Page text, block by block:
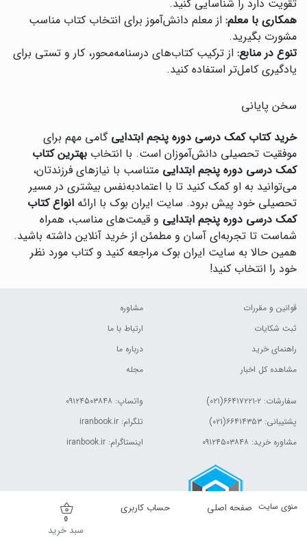
صفحه اصلی منوی سایت حساب کاربری
0
سبد خرید
تقویت دارد را شناسایی کنید.
همکاری با معلم: از معلم دانش‌آموز برای انتخاب کتاب مناسب
مشورت بگیرید.
تنوع در منابع: از ترکیب کتاب‌های درسنامه‌محور، کار و تستی برای
یادگیری کامل‌تر استفاده کنید.
سخن پایانی
خرید کتاب کمک درسی دوره پنجم ابتدایی گامی مهم برای
موفقیت تحصیلی دانش‌آموزان است. با انتخاب بهترین کتاب
کمک درسی دوره پنجم ابتدایی متناسب با نیازهای فرزندتان،
می‌توانید به او کمک کنید تا با اعتمادبه‌نفس بیشتری در مسیر
تحصیلی خود پیش برود. سایت ایران بوک با ارائه انواع کتاب
کمک درسی دوره پنجم ابتدایی و قیمت‌های مناسب، همراه
شماست تا تجربه‌ای آسان و مطمئن از خرید آنلاین داشته باشید.
همین حالا به سایت ایران بوک مراجعه کنید و کتاب مورد نظر
خود را انتخاب کنید!
قوانین و مقررات
ثبت شکایات
راهنمای خرید
مشاهده کل اخبار
مشاوره
ارتباط با ما
درباره ما
مجله
سفارشات: ۲-۶۶۴۱۷۲۲۱(۰۲۱)
پشتیبانی: ۶۶۴۱۴۳۵۳(۰۲۱)
مشاوره خرید: ۰۹۱۲۴۵۰۳۸۴۸
واتساپ: ۰۹۱۲۴۵۰۳۸۴۸
تلگرام: iranbook.ir
اینستاگرام: iranbook.ir